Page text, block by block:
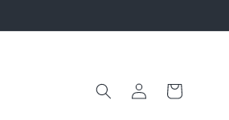
EinloggenWarenkorb